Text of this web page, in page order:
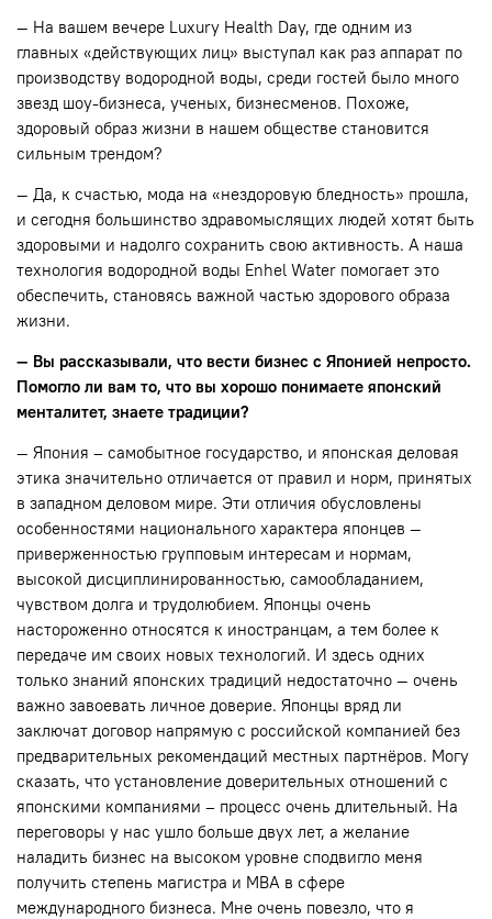
— На вашем вечере Luxury Health Day, где одним из
главных «действующих лиц» выступал как раз аппарат по
производству водородной воды, среди гостей было много
звезд шоу-бизнеса, ученых, бизнесменов. Похоже,
здоровый образ жизни в нашем обществе становится
сильным трендом?
— Да, к счастью, мода на «нездоровую бледность» прошла,
и сегодня большинство здравомыслящих людей хотят быть
здоровыми и надолго сохранить свою активность. А наша
технология водородной воды Enhel Water помогает это
обеспечить, становясь важной частью здорового образа
жизни.
— Вы рассказывали, что вести бизнес с Японией непросто.
Помогло ли вам то, что вы хорошо понимаете японский
менталитет, знаете традиции?
— Япония – самобытное государство, и японская деловая
этика значительно отличается от правил и норм, принятых
в западном деловом мире. Эти отличия обусловлены
особенностями национального характера японцев —
приверженностью групповым интересам и нормам,
высокой дисциплинированностью, самообладанием,
чувством долга и трудолюбием. Японцы очень
настороженно относятся к иностранцам, а тем более к
передаче им своих новых технологий. И здесь одних
только знаний японских традиций недостаточно — очень
важно завоевать личное доверие. Японцы вряд ли
заключат договор напрямую с российской компанией без
предварительных рекомендаций местных партнёров. Могу
сказать, что установление доверительных отношений с
японскими компаниями – процесс очень длительный. На
переговоры у нас ушло больше двух лет, а желание
наладить бизнес на высоком уровне сподвигло меня
получить степень магистра и MBA в сфере
международного бизнеса. Мне очень повезло, что я